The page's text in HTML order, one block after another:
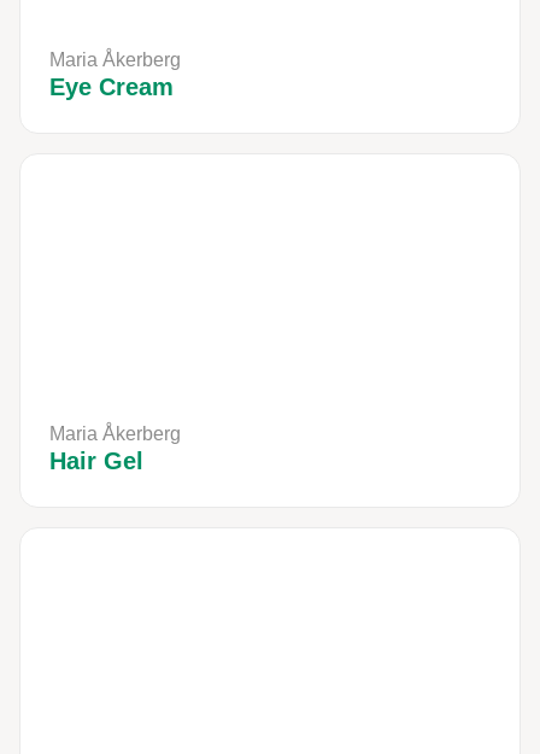
Maria Åkerberg
Eye Cream
Maria Åkerberg
Hair Gel